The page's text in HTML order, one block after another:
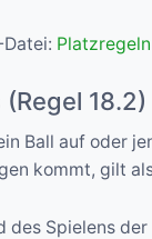
Datei: Platzregeln
(Regel 18.2)
Ball auf oder
kommt, gilt
des Spielens